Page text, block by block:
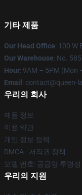
기타 제품
Our Head Office: 100 W
Our Warehouse: No.
Hour: 9AM – 5PM (Mon
Email : contact@queen-
우리의 회사
제품 정보
이용 약관
개인 정보 정책
DMCA - 저작권 정책
모델 번호: 공급망 투명성
우리의 지원